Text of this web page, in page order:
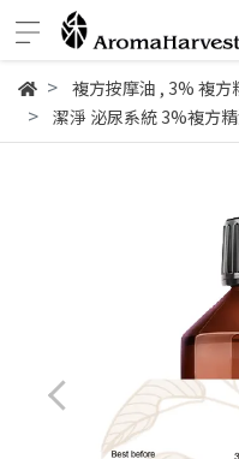
複方按摩油 , 3% 複方
潔淨 泌尿系統 3%複方